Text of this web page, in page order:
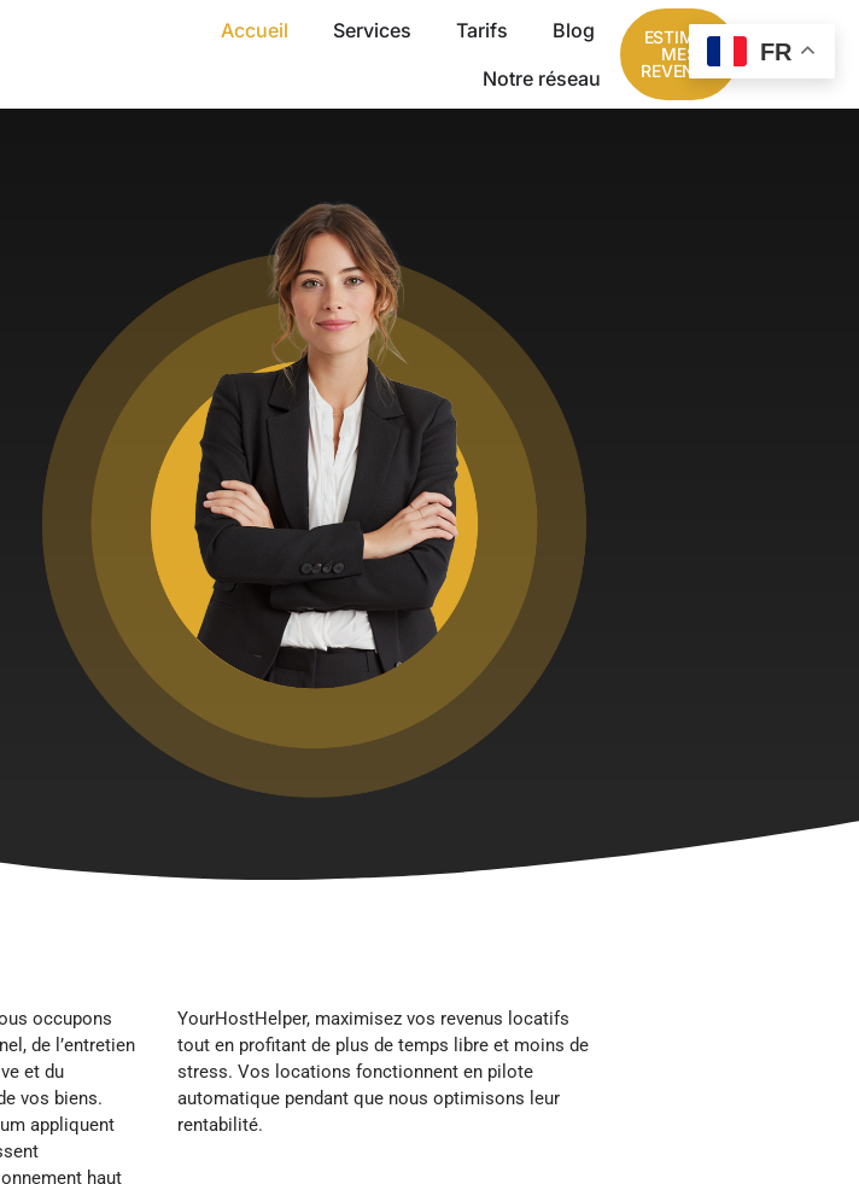
Accueil Services Tarifs
Blog
Notre réseau
ESTIMER
MES
REVENUS
rentabilité.
FR